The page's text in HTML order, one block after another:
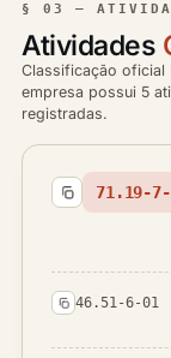
§ 03 —
Atividades
Classificação oficial
empresa possui 5
registradas.
71.19-7-
46.51-6-01